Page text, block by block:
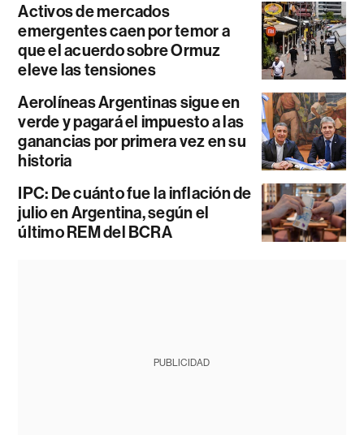
Activos de mercados
emergentes caen por temor a
que el acuerdo sobre Ormuz
eleve las tensiones
Aerolíneas Argentinas sigue en
verde y pagará el impuesto a las
ganancias por primera vez en su
historia
IPC: De cuánto fue la inflación de
julio en Argentina, según el
último REM del BCRA
PUBLICIDAD